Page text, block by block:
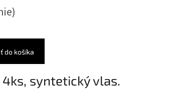
do košíka
syntetický vlas.